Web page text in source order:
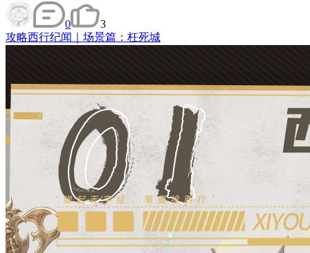
0
3
攻略西行纪闻｜场景篇：枉死城